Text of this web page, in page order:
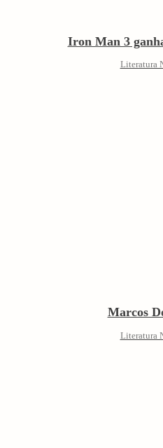
Iron Man 3
Literatura
Marcos
Literatura